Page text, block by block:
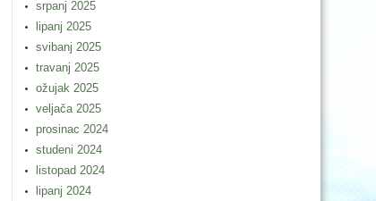
srpanj 2025
lipanj 2025
svibanj 2025
travanj 2025
ožujak 2025
veljača 2025
prosinac 2024
studeni 2024
listopad 2024
lipanj 2024